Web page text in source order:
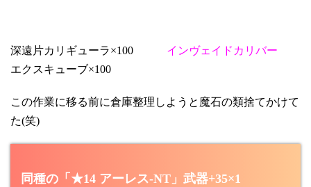
深遠片カリギューラ×100 インヴェイドカリバー
エクスキューブ×100
この作業に移る前に倉庫整理しようと魔石の類捨てかけて
た(笑)
同種の「★14 アーレス-NT」武器+35×1